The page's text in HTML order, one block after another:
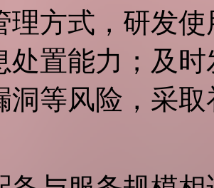
理方式，研发
处置能力；及
洞等风险，采